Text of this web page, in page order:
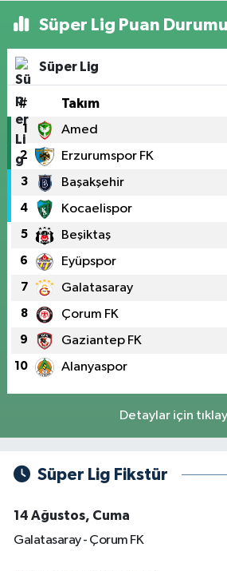
Süper Lig Puan Durumu
Süper Lig
# Takım
1 Amed
2 Erzurumspor FK
3 Başakşehir
4 Kocaelispor
5 Beşiktaş
6 Eyüpspor
7 Galatasaray
8 Çorum FK
9 Gaziantep FK
10 Alanyaspor
Detaylar için
Süper Lig Fikstür
14 Ağustos, Cuma
Galatasaray - Çorum FK